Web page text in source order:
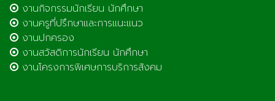
งานกิจกรรมนักเรียน นักศึกษา
งานครูที่ปรึกษาและการแนะแนว
งานปกครอง
งานสวัสดิการนักเรียน นักศึกษา
งานโครงการพิเศษการบริการสังคม